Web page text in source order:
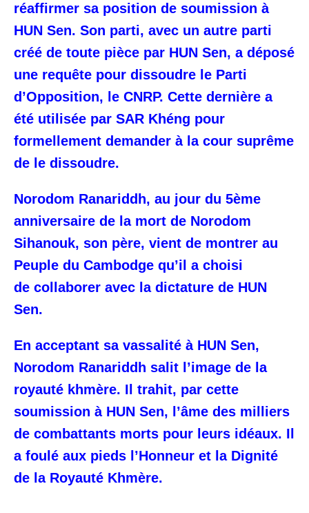
réaffirmer sa position de soumission à
HUN Sen. Son parti, avec un autre parti
créé de toute pièce par HUN Sen, a déposé
une requête pour dissoudre le Parti
d’Opposition, le CNRP. Cette dernière a
été utilisée par SAR Khéng pour
formellement demander à la cour suprême
de le dissoudre.
Norodom Ranariddh, au jour du 5ème
anniversaire de la mort de Norodom
Sihanouk, son père, vient de montrer au
Peuple du Cambodge qu’il a choisi
de collaborer avec la dictature de HUN
Sen.
En acceptant sa vassalité à HUN Sen,
Norodom Ranariddh salit l’image de la
royauté khmère. Il trahit, par cette
soumission à HUN Sen, l’âme des milliers
de combattants morts pour leurs idéaux. Il
a foulé aux pieds l’Honneur et la Dignité
de la Royauté Khmère.